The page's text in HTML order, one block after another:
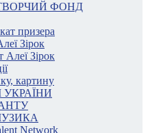
ФОНД
призера
Зірок
Алеї Зірок
картину
Network